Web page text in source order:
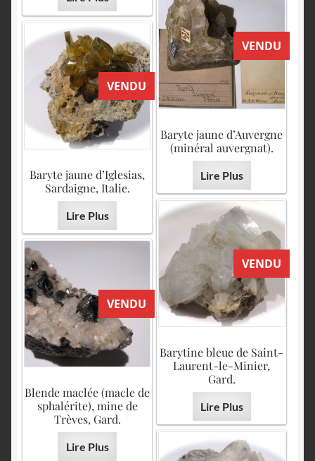
VENDU
Baryte jaune d’Auvergne
(minéral auvergnat).
Lire Plus
VENDU
Baryte jaune d’Iglesias,
Sardaigne, Italie.
Lire Plus
VENDU
Barytine bleue de Saint-
Laurent-le-Minier,
Gard.
Lire Plus
VENDU
Blende maclée (macle de
sphalérite), mine de
Trèves, Gard.
Lire Plus